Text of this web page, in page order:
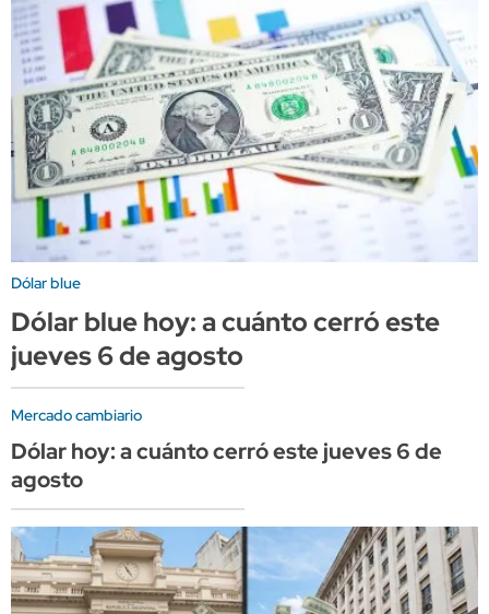
Dólar blue
Dólar blue hoy: a cuánto cerró este
jueves 6 de agosto
Mercado cambiario
Dólar hoy: a cuánto cerró este jueves 6 de
agosto